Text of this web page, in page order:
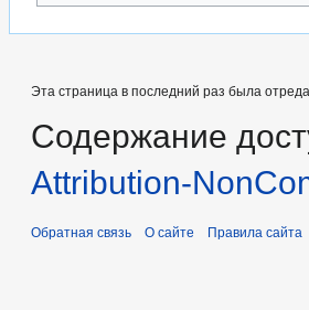
Эта страница в последний раз была
Содержание
Attribution-
Обратная связь О сайте Правила сайта